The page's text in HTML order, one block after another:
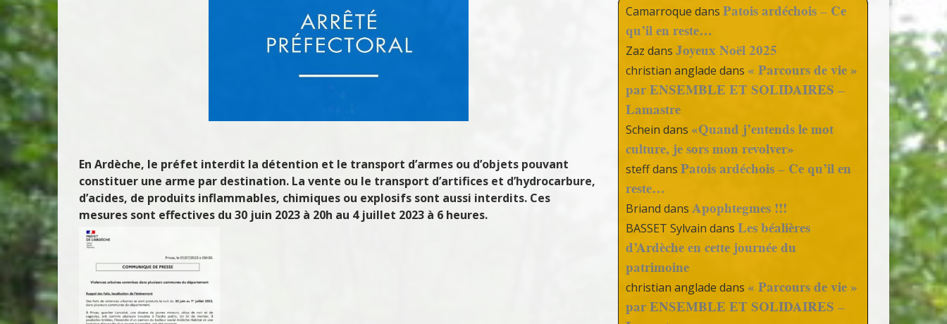
En Ardèche, le préfet interdit la détention et le transport d’armes ou d’objets pouvant
constituer une arme par destination. La vente ou le transport d’artifices et d’hydrocarbure,
d’acides, de produits inflammables, chimiques ou explosifs sont aussi interdits. Ces
mesures sont effectives du 30 juin 2023 à 20h au 4 juillet 2023 à 6 heures.
Camarroque dansPatois ardéchois – Ce
qu’il en reste…
Zaz dansJoyeux Noël 2025
christian anglade dans « Parcours de vie »
par ENSEMBLE ET SOLIDAIRES –
Lamastre
Schein dans «Quand j’entends le mot
culture, je sors mon revolver»
steffdansPatois ardéchois – Ce qu’il en
reste…
Briand dansApophtegmes !!!
BASSET Sylvain dansLes béalières
d’Ardèche en cette journée du
patrimoine
christian anglade dans « Parcours de vie »
par ENSEMBLE ET SOLIDAIRES –